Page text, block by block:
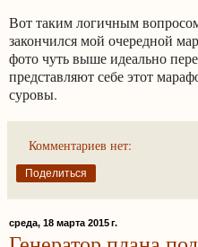
Вот таким логичным
закончился мой очередной
фото чуть выше идеально
представляют себе этот
суровы.
Комментариев нет:
Поделиться
среда, 18 марта 2015 г.